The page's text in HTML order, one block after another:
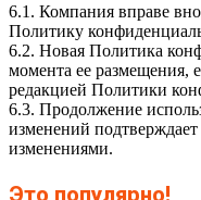
6.1. Компания вправе
Политику
6.2. Новая Политика
момента ее размещения,
редакцией Политики
6.3. Продолжение
изменений подтверждает
изменениями.
Это популярно!